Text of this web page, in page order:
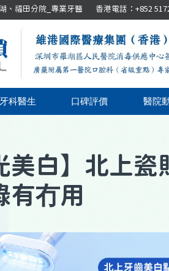
、福田分院_專業牙醫 香港電話：+852
牙科醫生 口碑評價 醫院
美白】 北上瓷
有冇用